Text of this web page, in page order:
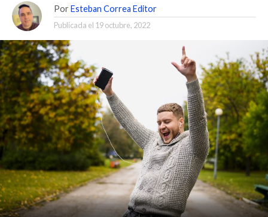
Por Esteban Correa Editor
Publicada el 19 octubre, 2022